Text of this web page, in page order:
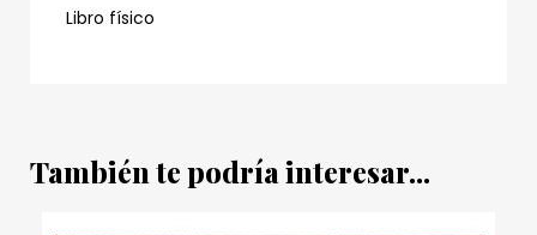
Libro físico
También te podría interesar...